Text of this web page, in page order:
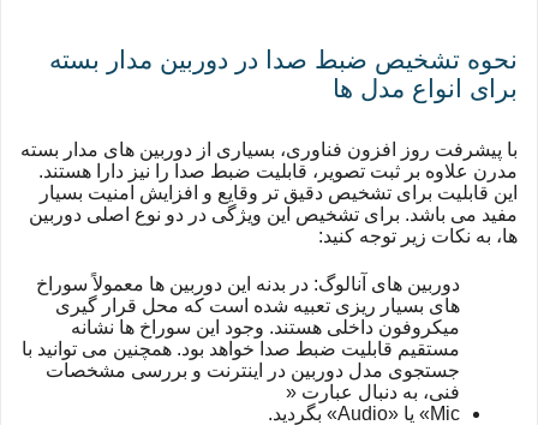
نحوه تشخیص ضبط صدا در دوربین مدار بسته
برای انواع مدل ها
با پیشرفت روز افزون فناوری، بسیاری از دوربین های مدار بسته
مدرن علاوه بر ثبت تصویر، قابلیت ضبط صدا را نیز دارا هستند.
این قابلیت برای تشخیص دقیق تر وقایع و افزایش امنیت بسیار
مفید می باشد. برای تشخیص این ویژگی در دو نوع اصلی دوربین
ها، به نکات زیر توجه کنید:
دوربین های آنالوگ: در بدنه این دوربین ها معمولاً سوراخ
های بسیار ریزی تعبیه شده است که محل قرار گیری
میکروفون داخلی هستند. وجود این سوراخ ها نشانه
مستقیم قابلیت ضبط صدا خواهد بود. همچنین می توانید با
جستجوی مدل دوربین در اینترنت و بررسی مشخصات
فنی، به دنبال عبارت «
Audio» یا «Mic » بگردید.